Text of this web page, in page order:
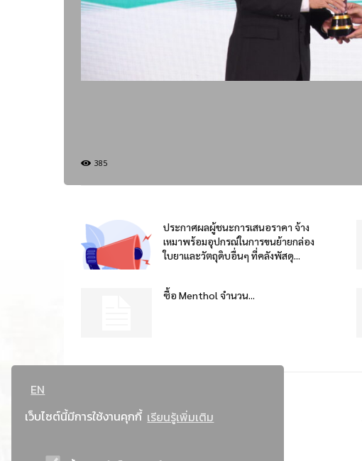
EN
เว็บไซต์นี้มีการใช้งานคุกกี้ เรียนรู้เพิ่มเติม
385
ประกาศผลผู้ชนะการเสนอราคา จ้าง
เหมาพร้อมอุปกรณ์ในการขนย้ายกล่อง
ใบยาและวัตถุดิบอื่นๆ ที่คลังพัสดุ...
ซื้อ Menthol จำนวน...